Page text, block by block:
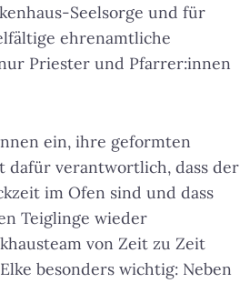
Seelsorge und für
ehrenamtliche
Priester und Pfarrer:innen
ein, ihre geformten
dafür verantwortlich, dass der
im Ofen sind und dass
Teiglinge wieder
von Zeit zu Zeit
besonders wichtig: Neben